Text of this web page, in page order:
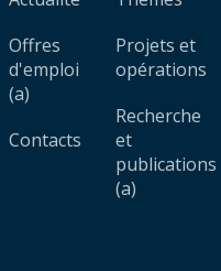
Offres
d'emploi
(a)
Contacts
Projets et
opérations
Recherche
et
publications
(a)